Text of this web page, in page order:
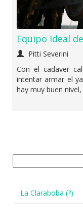
Equipo Ideal
Pitti Severini
Con el cadaver
intentar armar el
hay muy buen
La Claraboba (?)